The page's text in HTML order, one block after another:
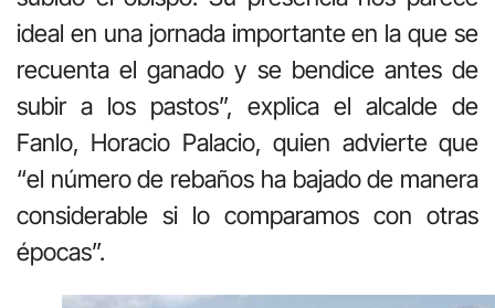
ideal en una jornada importante en la que se
recuenta el ganado y se bendice antes de
subir a los pastos”, explica el alcalde de
Fanlo, Horacio Palacio, quien advierte que
“el número de rebaños ha bajado de manera
considerable si lo comparamos con otras
épocas”.